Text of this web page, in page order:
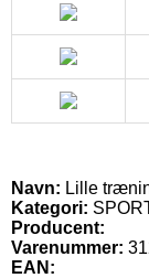
Navn: Lille
Kategori:
Producent:
Varenummer:
EAN: